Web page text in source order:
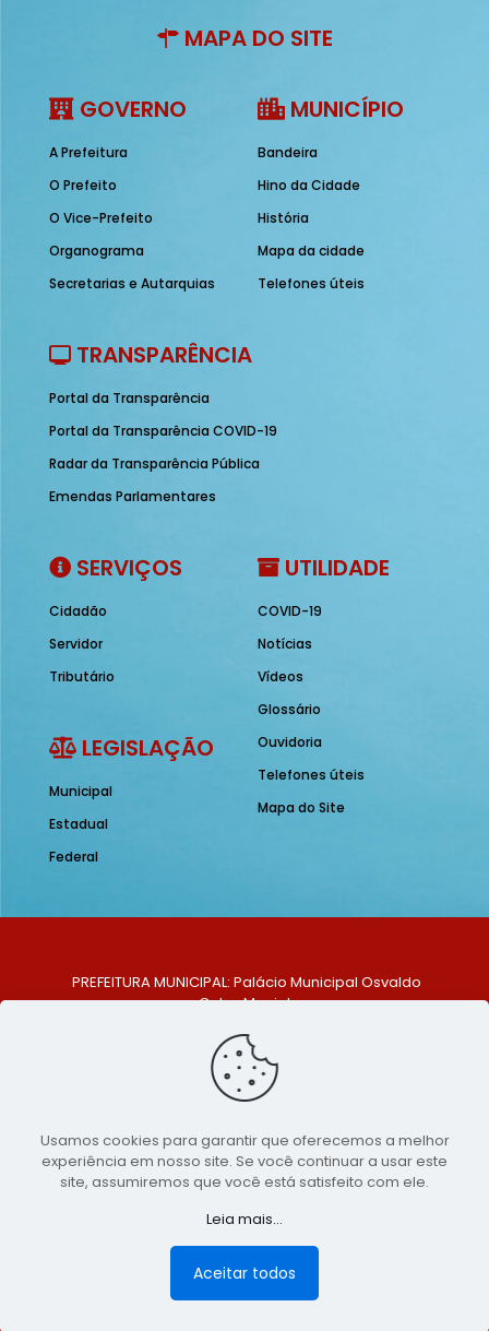
MAPA DO SITE
GOVERNO
A Prefeitura
O Prefeito
O Vice-Prefeito
Organograma
Secretarias e Autarquias
MUNICÍPIO
Bandeira
Hino da Cidade
História
Mapa da cidade
Telefones úteis
TRANSPARÊNCIA
Portal da Transparência
Portal da Transparência COVID-19
Radar da Transparência Pública
Emendas Parlamentares
SERVIÇOS
Cidadão
Servidor
Tributário
LEGISLAÇÃO
Municipal
Estadual
Federal
UTILIDADE
COVID-19
Notícias
Vídeos
Glossário
Ouvidoria
Telefones úteis
Mapa do Site
PREFEITURA MUNICIPAL: Palácio Municipal Osvaldo
Celso Maciel
Centro, São Bento do Una - PE. CEP: 553370-128
TELEFONE: (81) 99548-1569
E-MAIL: ouvidoria@saobentodouna.pe.gov.br
Copyright 2021-2026 - Assessoria de Comunicação da
Prefeitura de São Bento do Una - PE
publicidadeLumusWeb - Agência Digital
Usamos cookies para garantir que oferecemos a melhor
experiência em nosso site. Se você continuar a usar este
site, assumiremos que você está satisfeito com ele.
Leia mais...
Aceitar todos